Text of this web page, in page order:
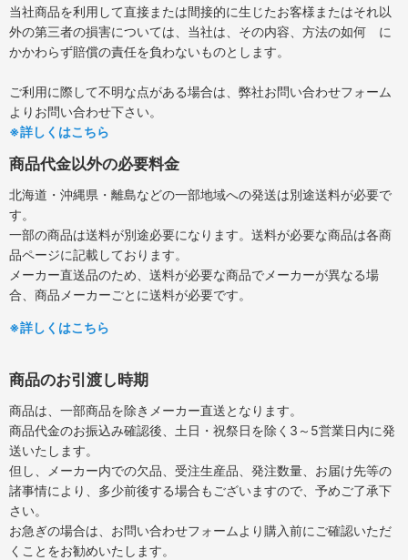
当社商品を利用して直接または間接的に生じたお客様またはそれ以
外の第三者の損害については、当社は、その内容、方法の如何 に
かかわらず賠償の責任を負わないものとします。
ご利用に際して不明な点がある場合は、弊社お問い合わせフォーム
よりお問い合わせ下さい。
※詳しくはこちら
商品代金以外の必要料金
北海道・沖縄県・離島などの一部地域への発送は別途送料が必要で
す。
一部の商品は送料が別途必要になります。送料が必要な商品は各商
品ページに記載しております。
メーカー直送品のため、送料が必要な商品でメーカーが異なる場
合、商品メーカーごとに送料が必要です。
※詳しくはこちら
商品のお引渡し時期
商品は、一部商品を除きメーカー直送となります。
商品代金のお振込み確認後、土日・祝祭日を除く3～5営業日内に発
送いたします。
但し、メーカー内での欠品、受注生産品、発注数量、お届け先等の
諸事情により、多少前後する場合もございますので、予めご了承下
さい。
お急ぎの場合は、お問い合わせフォームより購入前にご確認いただ
くことをお勧めいたします。